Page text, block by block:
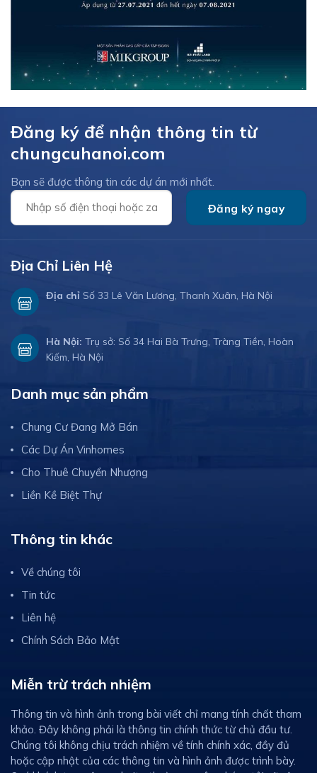
Đăng ký để nhận thông tin từ
chungcuhanoi.com
Bạn sẽ được thông tin các dự án mới nhất.
Địa Chỉ Liên Hệ
Địa chỉ Số 33 Lê Văn Lương, Thanh Xuân, Hà Nội
Hà Nội: Trụ sở: Số 34 Hai Bà Trưng, Tràng Tiền, Hoàn
Kiếm, Hà Nội
Danh mục sản phẩm
Chung Cư Đang Mở Bán
Các Dự Án Vinhomes
Cho Thuê Chuyển Nhượng
Liền Kề Biệt Thự
Thông tin khác
Về chúng tôi
Tin tức
Liên hệ
Chính Sách Bảo Mật
Miễn trừ trách nhiệm
Thông tin và hình ảnh trong bài viết chỉ mang tính chất tham
khảo. Đây không phải là thông tin chính thức từ chủ đầu tư.
Chúng tôi không chịu trách nhiệm về tính chính xác, đầy đủ
hoặc cập nhật của các thông tin và hình ảnh được trình bày.